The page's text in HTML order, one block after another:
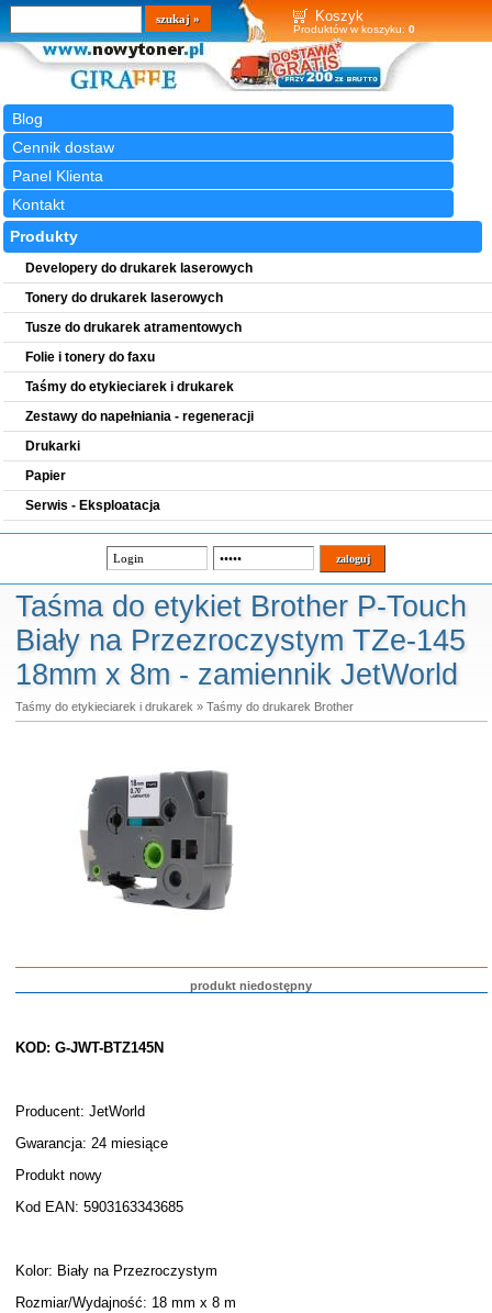
Koszyk
Produktów w koszyku: 0
Blog
Cennik dostaw
Panel Klienta
Kontakt
Wyszukiwarka
szukaj
Produkty
Developery do drukarek laserowych
Tonery do drukarek laserowych
Tusze do drukarek atramentowych
Folie i tonery do faxu
Taśmy do etykieciarek i drukarek
Zestawy do napełniania - regeneracji
Drukarki
Papier
Serwis - Eksploatacja
Taśma do etykiet Brother P-Touch
Biały na Przezroczystym TZe-145
18mm x 8m - zamiennik JetWorld
Taśmy do etykieciarek i drukarek » Taśmy do drukarek Brother
produkt niedostępny
KOD: G-JWT-BTZ145N
Producent: JetWorld
Gwarancja: 24 miesiące
Produkt nowy
Kod EAN: 5903163343685
Kolor: Biały na Przezroczystym
Rozmiar/Wydajność: 18 mm x 8 m